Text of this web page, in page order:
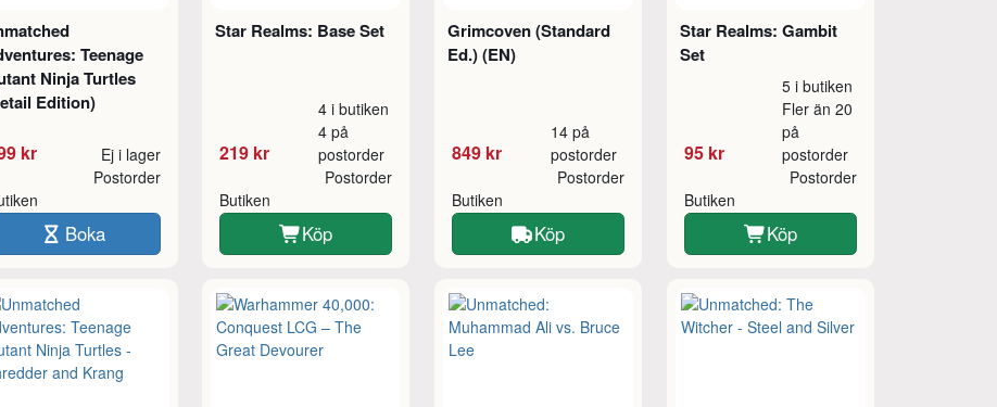
Teenage
Ninja Turtles
Edition)
kr Ej i lager
Postorder
Boka
Star Realms: Base Set
219 kr
4 i butiken
4 på
postorder
Butiken
Postorder
Köp
Grimcoven (Standard
Ed.) (EN)
849 kr
14 på
postorder
Butiken
Postorder
Köp
Star Realms: Gambit
Set
95 kr
5 i butiken
Fler än 20
på
postorder
Butiken
Postorder
Köp